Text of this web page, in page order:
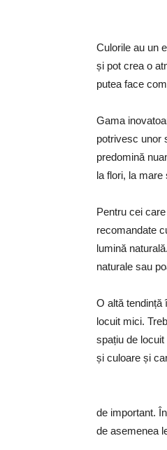
Culorile au un
și pot crea o
putea face
Gama
potrivesc unor
predomină
la flori, la mare
Pentru cei
recomandate
lumină
naturale sau
O altă tendință
locuit mici.
spațiu de
și culoare și
de important.
de asemenea